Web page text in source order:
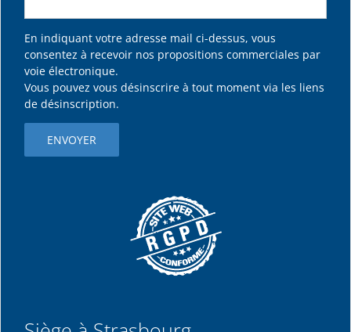
En indiquant votre adresse mail ci-dessus, vous
consentez à recevoir nos propositions commerciales par
voie électronique.
Vous pouvez vous désinscrire à tout moment via les liens
de désinscription.